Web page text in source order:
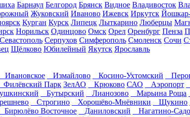
Барнаул Белгород Брянск Видное Владивосток
Жуковский Иваново Ижевск Иркутск
Курган Курск Липецк Лыткарино Люберцы
Норильск Одинцово Омск Орел Оренбург Пенза
Севастополь Серпухов Симферополь Смоленск Сочи
Щёлково Юбилейный Якутск Ярославль
Ивановское Измайлово Косино-Ухтомский
Филёвский Парк ЗелАО Крюково САО Аэропорт
Бутырский Лианозово Марьина Роща
Строгино Хорошёво-Мнёвники Щукино
Бирюлёво Восточное Даниловский
Нагатино-